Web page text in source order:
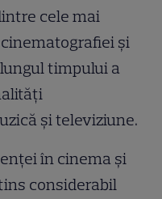
cele mai
și
timpului a
și televiziune.
în cinema și
considerabil